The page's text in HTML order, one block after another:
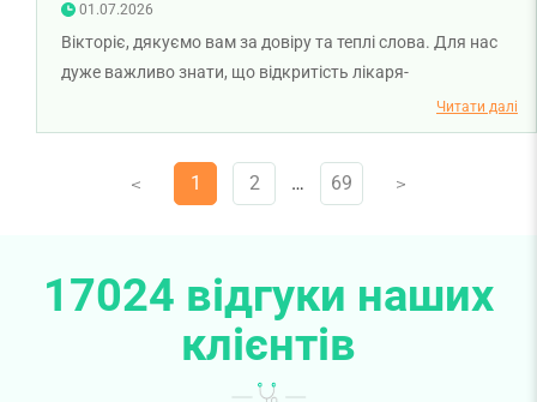
01.07.2026
Вікторіє, дякуємо вам за довіру та теплі слова. Для нас
дуже важливо знати, що відкритість лікаря-
невропатолога Тетяни Деменчук, її сучасний підхід до
лікування та зрозумілі пояснення допомагають вам
почуватися впевнено під час кожного візиту. Бажаємо
вам міцного здоров'я!
Читати далі
V 1 2 … 69 V
17024 відгуки наших
клієнтів